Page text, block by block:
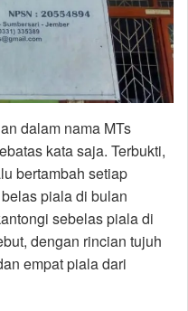
dalam nama MTs
kata saja. Terbukti,
bertambah setiap
piala di bulan
sebelas piala di
dengan rincian tujuh
empat piala dari